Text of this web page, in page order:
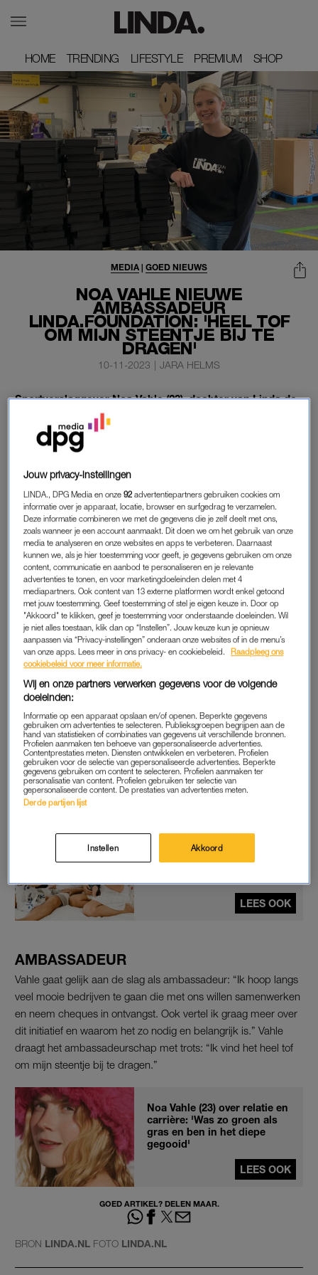
HOME
HOME TRENDING
TRENDING LIFESTYLE
LIFESTYLE PREMIUM
PREMIUM SHOP
SHOP
NOA VAHLE NIEUWE
AMBASSADEUR
LINDA.FOUNDATION: 'HEEL TOF
OM MIJN STEENTJE BIJ TE
DRAGEN'
MEDIA | GOED NIEUWS
10-11-2023 | JARA HELMS
Sportverslaggever Noa Vahle (23), dochter van Linda de
Mol, is de nieuwe ambassadeur van de
LINDA.foundation. “Ik ben me heel bewust van de
situatie.”
LINDA. sprak Noa over haar kersverse toetreding tot de
LINDA.foundation.
INITIATIEF
De LINDA.foundation is een initiatief van Linda de Mol en
LINDA. en staat voor meer begrip en wil vooral een positieve
actie creëren voorgezinnen in Nederland die het financieel
zwaar hebben.
Voor Vahle de hoogste tijd om zich in te zetten voor dit initiatief,
na vele verhalen van haar moeder: “Ik wil mijn positie en
bereik gebruiken om meer over dit onderwerp te vertellen en
er aandacht voor te vragen. Ik ben me er heel bewust van dat
sommige kinderen dingen zien als de normaalste zaak van de
wereld. Ik heb dat ook met trakteren als je jarig bent, of met
het hele gezin uitgebreid aan het kerstdiner zitten vol
gezelligheid. Maar dat is voor heel veel jongeren en kinderen in
Nederland niet het geval. Een steentje bijdragen is dan het
minste wat ik kan doen.”
Wereldarmoededag: dagelijks
voelen 200.000 kinderen de
gevolgen van armoede,
LEES OOK
AMBASSADEUR
Vahle gaat gelijk aan de slag als ambassadeur: “Ik hoop langs
veel mooie bedrijven te gaan die met ons willen samenwerken
en neem cheques in ontvangst. Ook vertel ik graag meer over
dit initiatief en waarom het zo nodig en belangrijk is.” Vahle
draagt het ambassadeurschap met trots: “Ik vind het heel tof
om mijn steentje bij te dragen.”
Noa Vahle (23) over relatie en
carrière: 'Was zo groen als
gras en ben in het diepe
gegooid'
LEES OOK
GOED ARTIKEL? DELEN MAAR.
BRON LINDA.NL FOTO LINDA.NL
Jouw privacy-instellingen
LINDA., DPG Media en onze92 advertentiepartners gebruiken cookies om
informatie over je apparaat, locatie, browser en surfgedrag te verzamelen.
Deze informatie combineren we met de gegevens die je zelf deelt met ons,
zoals wanneer je een account aanmaakt. Dit doen we om het gebruik van onze
media te analyseren en onze websites en apps te verbeteren. Daarnaast
kunnen we, als je hier toestemming voor geeft, je gegevens gebruiken om onze
content, communicatie en aanbod te personaliseren en je relevante
advertenties te tonen, en voor marketingdoeleinden delen met 4
mediapartners. Ook content van 13 externe platformen wordt enkel getoond
met jouw toestemming. Geef toestemming of stel je eigen keuze in. Door op
"Akkoord" te klikken, geef je toestemming voor onderstaande doeleinden. Wil
je niet alles toestaan, klik dan op “Instellen”. Jouw keuze kun je opnieuw
aanpassen via “Privacy-instellingen” onderaan onze websites of in de menu’s
van onze apps. Lees meer in ons privacy- en cookiebeleid.
Raadpleeg ons
cookiebeleid voor meer informatie.
Wij en onze partners verwerken gegevens voor de volgende
doeleinden:
Informatie op een apparaat opslaan en/of openen. Beperkte gegevens
gebruiken om advertenties te selecteren. Publieksgroepen begrijpen aan de
hand van statistieken of combinaties van gegevens uit verschillende bronnen.
Profielen aanmaken ten behoeve van gepersonaliseerde advertenties.
Contentprestaties meten. Diensten ontwikkelen en verbeteren. Profielen
gebruiken voor de selectie van gepersonaliseerde advertenties. Beperkte
gegevens gebruiken om content te selecteren. Profielen aanmaken ter
personalisatie van content. Profielen gebruiken ter selectie van
gepersonaliseerde content. De prestaties van advertenties meten.
Derde partijen lijst
Instellen Akkoord